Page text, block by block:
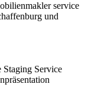
service
und
Staging Service